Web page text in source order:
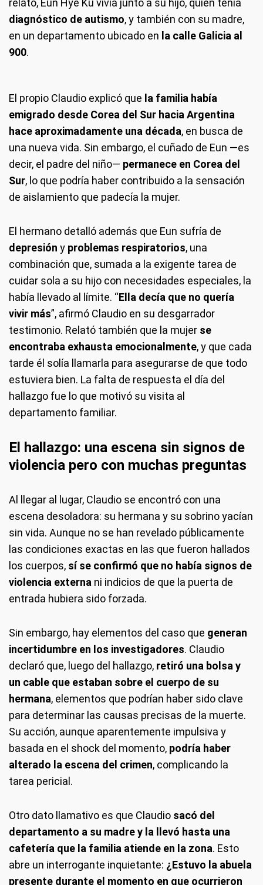
relato, Eun Hye Ku vivía junto a su hijo, quien tenía
diagnóstico de autismo, y también con su madre,
en un departamento ubicado en la calle Galicia al
900.
El propio Claudio explicó que la familia había
emigrado desde Corea del Sur hacia Argentina
hace aproximadamente una década, en busca de
una nueva vida. Sin embargo, el cuñado de Eun —es
decir, el padre del niño— permanece en Corea del
Sur, lo que podría haber contribuido a la sensación
de aislamiento que padecía la mujer.
El hermano detalló además que Eun sufría de
depresión y problemas respiratorios, una
combinación que, sumada a la exigente tarea de
cuidar sola a su hijo con necesidades especiales, la
había llevado al límite. “Ella decía que no quería
vivir más”, afirmó Claudio en su desgarrador
testimonio. Relató también que la mujer se
encontraba exhausta emocionalmente, y que cada
tarde él solía llamarla para asegurarse de que todo
estuviera bien. La falta de respuesta el día del
hallazgo fue lo que motivó su visita al
departamento familiar.
El hallazgo: una escena sin signos de
violencia pero con muchas preguntas
Al llegar al lugar, Claudio se encontró con una
escena desoladora: su hermana y su sobrino yacían
sin vida. Aunque no se han revelado públicamente
las condiciones exactas en las que fueron hallados
los cuerpos, sí se confirmó que no había signos de
violencia externa ni indicios de que la puerta de
entrada hubiera sido forzada.
Sin embargo, hay elementos del caso que generan
incertidumbre en los investigadores. Claudio
declaró que, luego del hallazgo, retiró una bolsa y
un cable que estaban sobre el cuerpo de su
hermana, elementos que podrían haber sido clave
para determinar las causas precisas de la muerte.
Su acción, aunque aparentemente impulsiva y
basada en el shock del momento, podría haber
alterado la escena del crimen, complicando la
tarea pericial.
Otro dato llamativo es que Claudio sacó del
departamento a su madre y la llevó hasta una
cafetería que la familia atiende en la zona. Esto
abre un interrogante inquietante: ¿Estuvo la abuela
presente durante el momento en que ocurrieron